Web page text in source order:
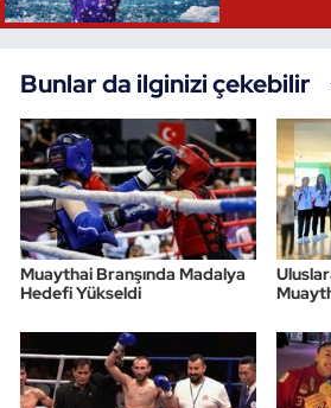
Bunlar da ilginizi çekebilir
Muaythai Branşında Madalya
Hedefi Yükseldi
Yüzme